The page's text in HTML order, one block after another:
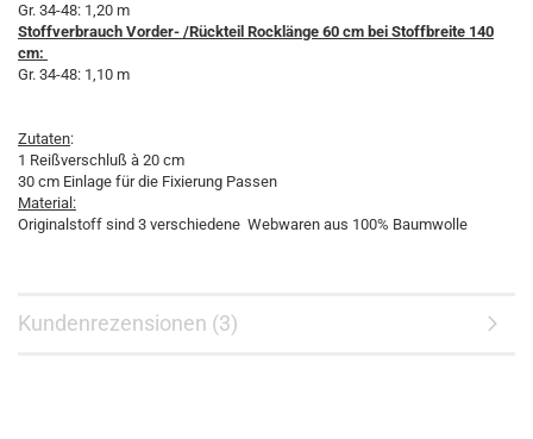
Gr. 34-48: 1,20 m
Stoffverbrauch Vorder- /Rückteil Rocklänge 60 cm bei Stoffbreite 140
cm:
Gr. 34-48: 1,10 m
Zutaten:
1 Reißverschluß à 20 cm
30 cm Einlage für die Fixierung Passen
Material:
Originalstoff sind 3 verschiedene Webwaren aus 100% Baumwolle
Kundenrezensionen (3)